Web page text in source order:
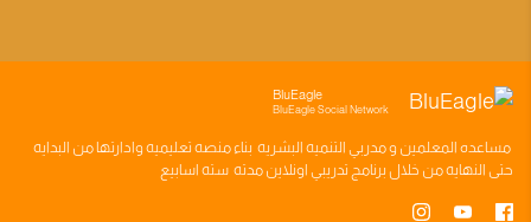
BluEagle
BluEagle Social Network
مساعده المعلمين ومدربي التنميه البشريه بناءمنصه تعليميه وادارتها من البدايه
حتى النهايه من خلال برنامج تدريبي اونلاين مدته سته اسابيع